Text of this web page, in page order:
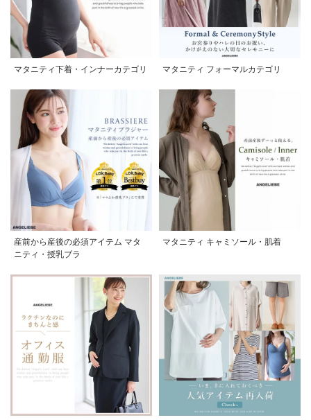
マタニティ下着・インナーカテゴリ マタニティ フォーマルカテゴリ
産前から産後の必須アイテム マタ
ニティ・授乳ブラ
マタニティ キャミソール・肌着